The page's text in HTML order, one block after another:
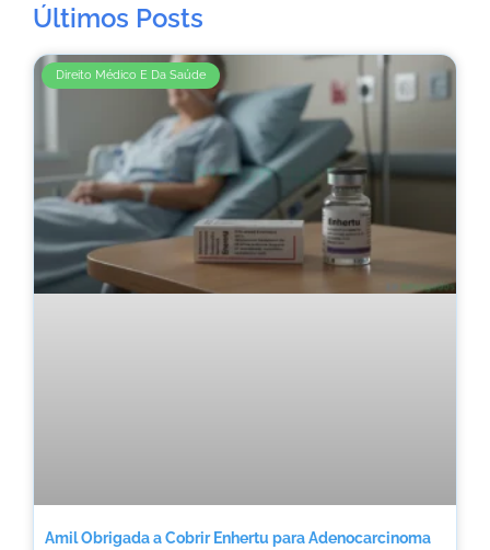
Últimos Posts
Direito Médico E Da Saúde
Amil Obrigada a Cobrir Enhertu para Adenocarcinoma